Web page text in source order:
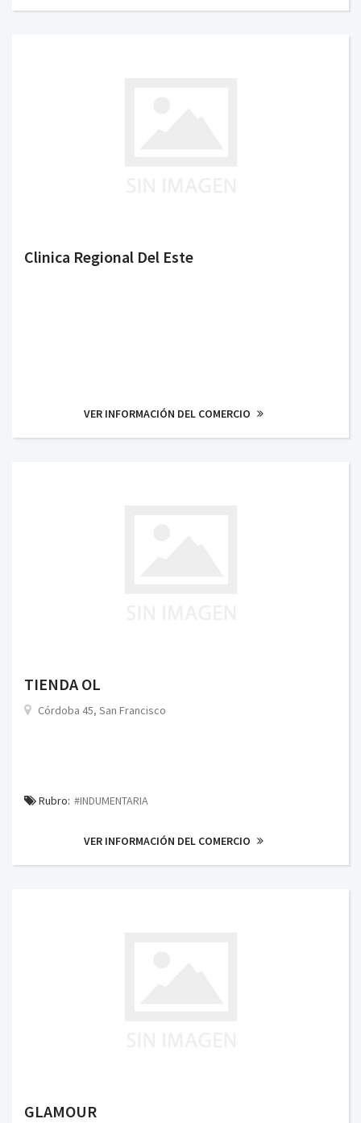
Clinica Regional Del Este
VER INFORMACIÓN DEL COMERCIO
TIENDA OL
Córdoba 45, San Francisco
Rubro: #INDUMENTARIA
VER INFORMACIÓN DEL COMERCIO
GLAMOUR